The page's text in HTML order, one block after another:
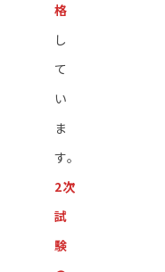
格
し
て
い
ま
す。
2次
試
験